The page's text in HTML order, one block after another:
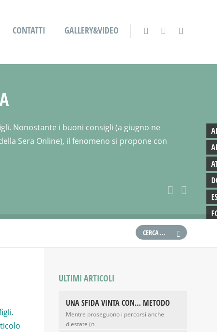
CONTATTI GALLERY&VIDEO
Nonostante i buoni consigli (a giugno ne
Sera Online), il fenomeno si propone con
ULTIMI ARTICOLI
UNA SFIDA VINTA CON… METODO
Mentre proseguono i percorsi anche
d'estate (n